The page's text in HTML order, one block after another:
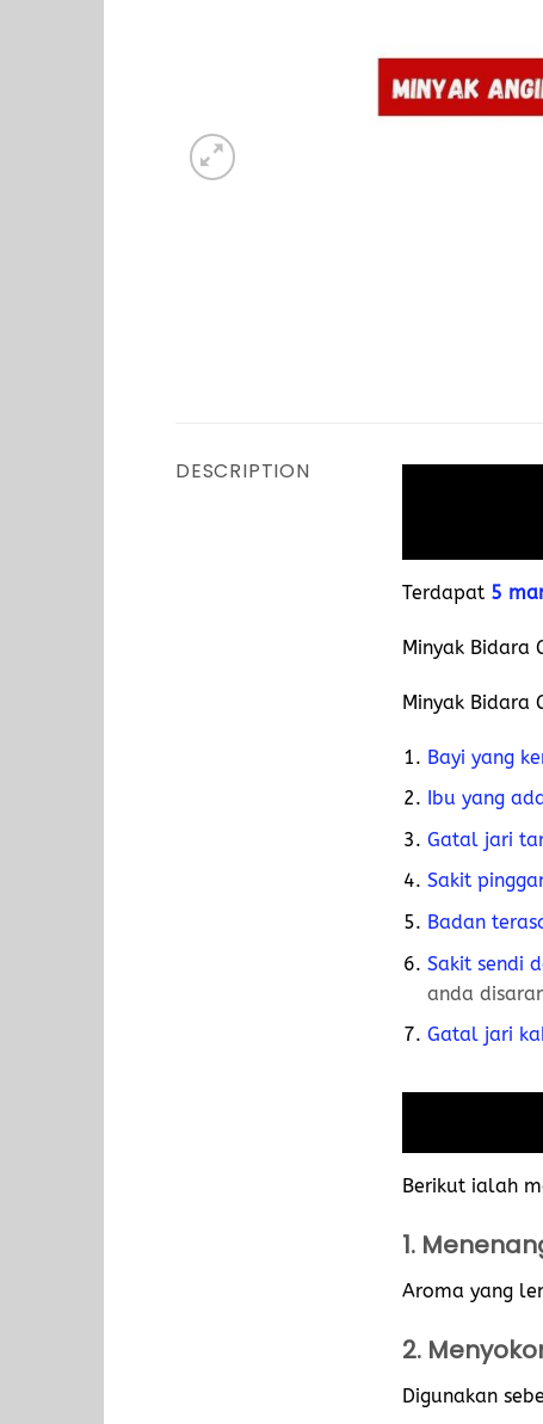
DESCRIPTION
Terdapat 5
Minyak Bidara
Minyak Bidara
Bayi yang
Ibu yang
Gatal jari
Sakit
Badan
Sakit sendi
anda
Gatal jari
Berikut ialah
1.
Aroma yang
2.
Digunakan